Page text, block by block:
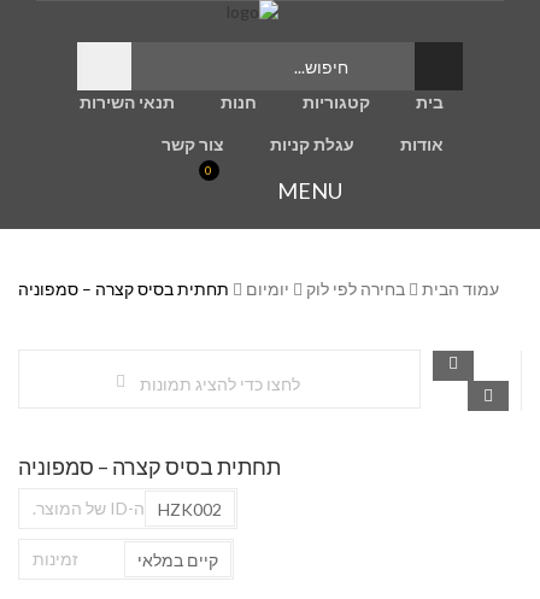
בית קטגוריות חנות תנאי השירות
אודות עגלת קניות צור קשר
MENU
0
עמוד הבית בחירה לפי לוק יומיום תחתית בסיס קצרה – סמפוניה
לחצו כדי להציג תמונות
תחתית בסיס קצרה – סמפוניה
ה-ID של המוצר. HZK002
זמינות קיים במלאי